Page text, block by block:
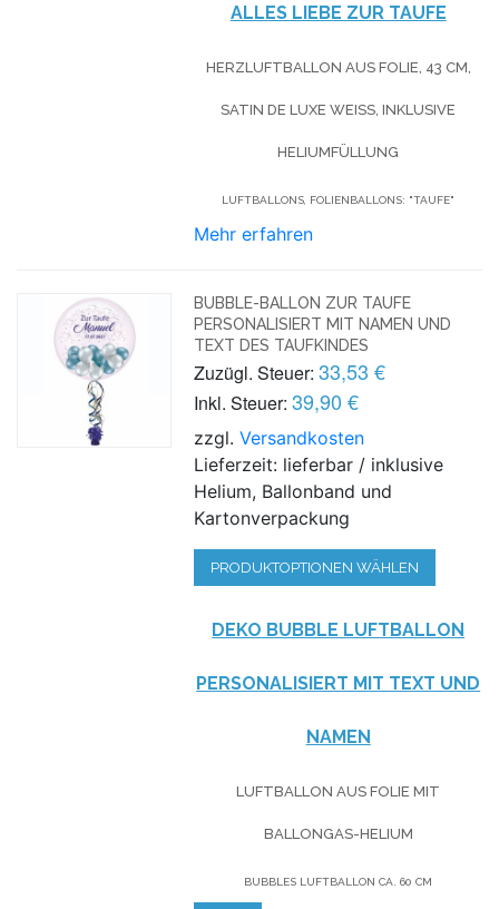
ALLES LIEBE ZUR TAUFE
HERZLUFTBALLON AUS FOLIE, 43 CM,
SATIN DE LUXE WEISS, INKLUSIVE H
ELIUMFÜLLUNG
LUFTBALLONS, FOLIENBALLONS: "TAUFE"
Mehr erfahren
BUBBLE-BALLON ZUR TAUFE
PERSONALISIERT MIT NAMEN UND
TEXT DES TAUFKINDES
Zuzügl. Steuer: 33,53 €
Inkl. Steuer: 39,90 €
zzgl.Versandkosten
Lieferzeit: lieferbar / inklusive
Helium, Ballonband und
Kartonverpackung
PRODUKTOPTIONEN WÄHLEN
DEKO BUBBLE LUFTBALLON
PERSONALISIERT MIT TEXT UND
NAMEN
LUFTBALLON AUS FOLIE MIT
BALLONGAS-HELIUM
BUBBLES LUFTBALLON CA. 60 CM